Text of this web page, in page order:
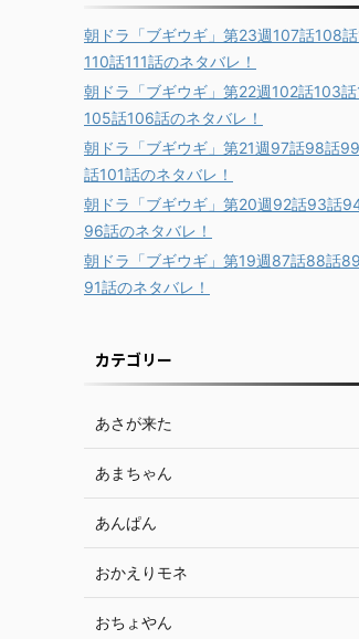
朝ドラ「ブギウギ」第23週107話108
110話111話のネタバレ！
朝ドラ「ブギウギ」第22週102話103
105話106話のネタバレ！
朝ドラ「ブギウギ」第21週97話98話
話101話のネタバレ！
朝ドラ「ブギウギ」第20週92話93話
96話のネタバレ！
朝ドラ「ブギウギ」第19週87話88話
91話のネタバレ！
カテゴリー
あさが来た
あまちゃん
あんぱん
おかえりモネ
おちょやん